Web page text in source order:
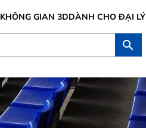
KHÔNG GIAN 3DDÀNH CHO ĐẠI LÝ